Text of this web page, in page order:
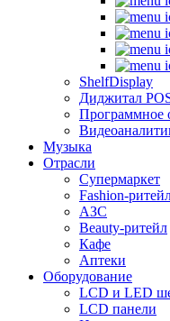
ShelfDisplay
Диджитал
Программное
Музыка
Отрасли
Супермаркет
Fashion-
АЗС
Beauty-ритейл
Кафе
Аптеки
Оборудование
LCD и LED
LCD панели